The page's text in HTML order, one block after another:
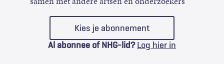
Kies je abonnement
Al abonnee of NHG-lid? Log hier in